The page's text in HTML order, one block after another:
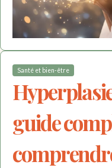
Santé et bien-être
guide